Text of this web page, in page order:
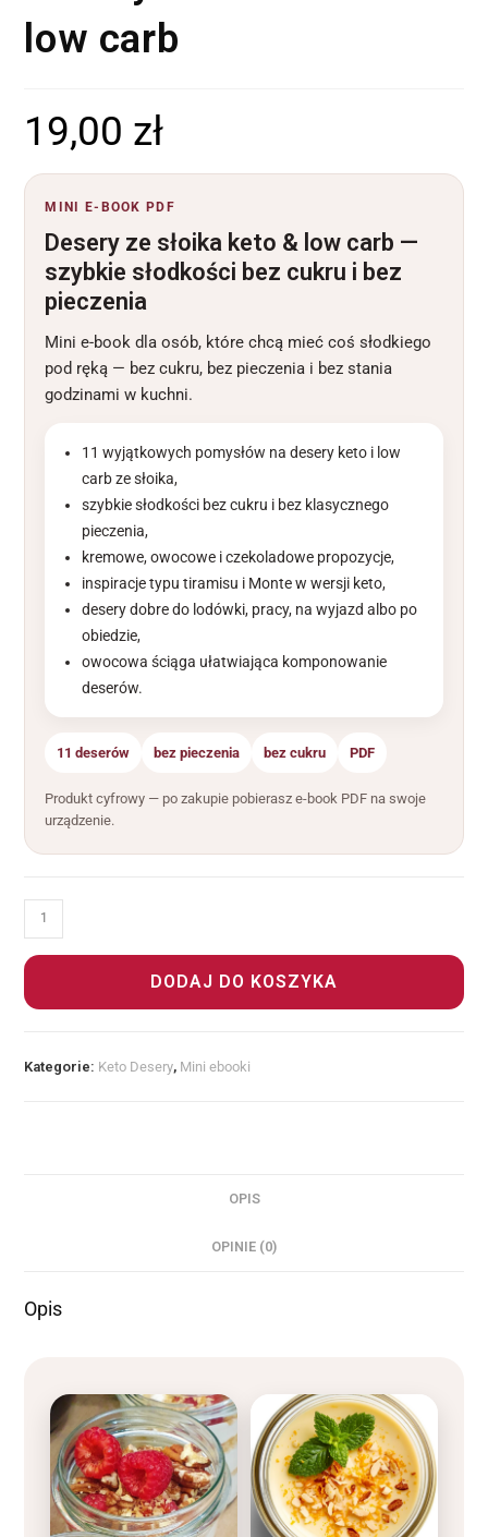
low carb
19,00 zł
MINI E-BOOK PDF
Desery ze słoika keto & low carb —
szybkie słodkości bez cukru i bez
pieczenia
Mini e-book dla osób, które chcą mieć coś słodkiego
pod ręką — bez cukru, bez pieczenia i bez stania
godzinami w kuchni.
11 wyjątkowych pomysłów na desery keto i low
carb ze słoika,
szybkie słodkości bez cukru i bez klasycznego
pieczenia,
kremowe, owocowe i czekoladowe propozycje,
inspiracje typu tiramisu i Monte w wersji keto,
desery dobre do lodówki, pracy, na wyjazd albo po
obiedzie,
owocowa ściąga ułatwiająca komponowanie
deserów.
11 deserów bez pieczenia bez cukru PDF
Produkt cyfrowy — po zakupie pobierasz e-book PDF na swoje
urządzenie.
DODAJ DO KOSZYKA
Kategorie: Keto Desery, Mini ebooki
OPIS
OPINIE (0)
Opis